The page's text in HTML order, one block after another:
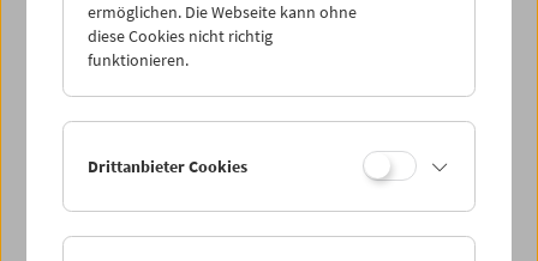
Ticketpreise: MitgliederEUR 5,50ohne Mitgliedschaft
EUR 10,50
Ihre Mitgliedschaft und Ihren Zehnerblock nutzen.
Ermäßigte Tickets, nonstop- und weitere Freikarten
können online nur reserviert werden. Die Ausgabe erfolgt
ausschließlich an der Kassa.
Weitere Informationen zu unseren Tickets und
ermöglichen. Die Webseite kann ohne
diese Cookies nicht richtig
funktionieren.
Drittanbieter Cookies